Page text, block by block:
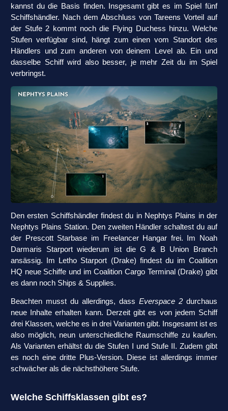
kannst du die Basis finden. Insgesamt gibt es im Spiel fünf
Schiffshändler. Nach dem Abschluss von Tareens Vorteil auf
der Stufe 2 kommt noch die Flying Duchess hinzu. Welche
Stufen verfügbar sind, hängt zum einen vom Standort des
Händlers und zum anderen von deinem Level ab. Ein und
dasselbe Schiff wird also besser, je mehr Zeit du im Spiel
verbringst.
Den ersten Schiffshändler findest du in Nephtys Plains in der
Nephtys Plains Station. Den zweiten Händler schaltest du auf
der Prescott Starbase im Freelancer Hangar frei. Im Noah
Darmaris Starport wiederum ist die G & B Union Branch
ansässig. Im Letho Starport (Drake) findest du im Coalition
HQ neue Schiffe und im Coalition Cargo Terminal (Drake) gibt
es dann noch Ships & Supplies.
Beachten musst du allerdings, dass Everspace 2 durchaus
neue Inhalte erhalten kann. Derzeit gibt es von jedem Schiff
drei Klassen, welche es in drei Varianten gibt. Insgesamt ist es
also möglich, neun unterschiedliche Raumschiffe zu kaufen.
Als Varianten erhältst du die Stufen I und Stufe II. Zudem gibt
es noch eine dritte Plus-Version. Diese ist allerdings immer
schwächer als die nächsthöhere Stufe.
Welche Schiffsklassen gibt es?